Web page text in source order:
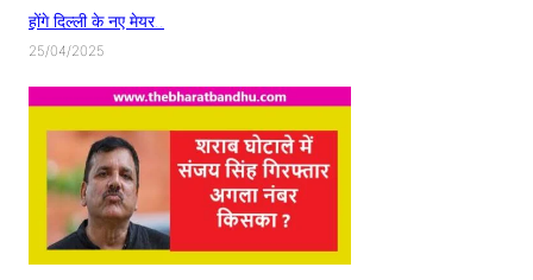
होंगे दिल्ली के नए मेयर..
25/04/2025